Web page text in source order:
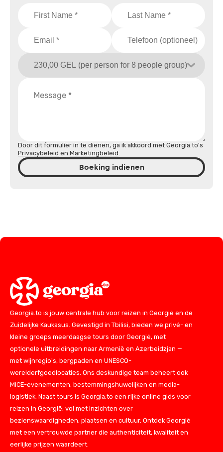
Door dit formulier in te dienen, ga ik akkoord met Georgia.to's
Privacybeleid en Marketingbeleid.
Boeking indienen
Georgia.to is jouw centrale hub voor reizen in Georgië en de
Zuidelijke Kaukasus. Gevestigd in Tbilisi, bieden we privé- en
kleine groeps meerdaagse tours door Georgië, met
optionele uitbreidingen naar Armenië en Azerbeidzjan —
met wijnregio's, bergpaden en UNESCO-
werelderfgoedlocaties. Ons deskundige team beheert ook
MICE-evenementen, bestemmingshuwelijken en media-
logistiek. Naast tours is Georgia.to een rijke online gids voor
reizen in Georgië, vol met inzichten over
bezienswaardigheden, plaatsen en cultuur. Ontdek Georgië
met een vertrouwde partner die authenticiteit, kwaliteit en
eerlijke prijzen waardeert.